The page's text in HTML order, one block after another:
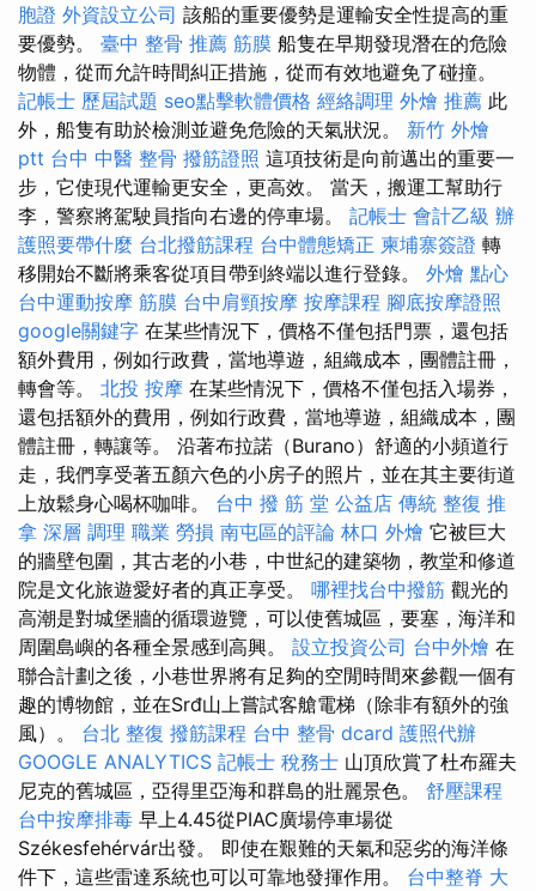
胞證 外資設立公司 該船的重要優勢是運輸安全性提高的重
要優勢。 臺中 整骨 推薦 筋膜 船隻在早期發現潛在的危險
物體，從而允許時間糾正措施，從而有效地避免了碰撞。
記帳士 歷屆試題 seo點擊軟體價格 經絡調理 外燴 推薦 此
外，船隻有助於檢測並避免危險的天氣狀況。 新竹 外燴
ptt 台中 中醫 整骨 撥筋證照 這項技術是向前邁出的重要一
步，它使現代運輸更安全，更高效。 當天，搬運工幫助行
李，警察將駕駛員指向右邊的停車場。 記帳士 會計乙級 辦
護照要帶什麼 台北撥筋課程 台中體態矯正 柬埔寨簽證 轉
移開始不斷將乘客從項目帶到終端以進行登錄。 外燴 點心
台中運動按摩 筋膜 台中肩頸按摩 按摩課程 腳底按摩證照
google關鍵字 在某些情況下，價格不僅包括門票，還包括
額外費用，例如行政費，當地導遊，組織成本，團體註冊，
轉會等。 北投 按摩 在某些情況下，價格不僅包括入場券，
還包括額外的費用，例如行政費，當地導遊，組織成本，團
體註冊，轉讓等。 沿著布拉諾（Burano）舒適的小頻道行
走，我們享受著五顏六色的小房子的照片，並在其主要街道
上放鬆身心喝杯咖啡。 台中 撥 筋 堂 公益店 傳統 整復 推
拿 深層 調理 職業 勞損 南屯區的評論 林口 外燴 它被巨大
的牆壁包圍，其古老的小巷，中世紀的建築物，教堂和修道
院是文化旅遊愛好者的真正享受。 哪裡找台中撥筋 觀光的
高潮是對城堡牆的循環遊覽，可以使舊城區，要塞，海洋和
周圍島嶼的各種全景感到高興。 設立投資公司 台中外燴 在
聯合計劃之後，小巷世界將有足夠的空閒時間來參觀一個有
趣的博物館，並在Srđ山上嘗試客艙電梯（除非有額外的強
風）。 台北 整復 撥筋課程 台中 整骨 dcard 護照代辦
GOOGLE ANALYTICS 記帳士 稅務士 山頂欣賞了杜布羅夫
尼克的舊城區，亞得里亞海和群島的壯麗景色。 舒壓課程
台中按摩排毒 早上4.45從PIAC廣場停車場從
Székesfehérvár出發。 即使在艱難的天氣和惡劣的海洋條
件下，這些雷達系統也可以可靠地發揮作用。 台中整脊 大